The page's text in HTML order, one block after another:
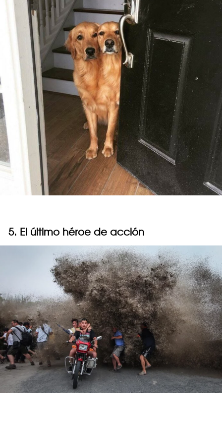
5. El último héroe de acción